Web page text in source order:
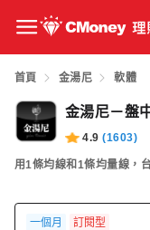
首頁 金湯尼 軟體
金湯尼－盤
4.9 (1603)
用1條均線和1條均量線，
一個月 訂閱型